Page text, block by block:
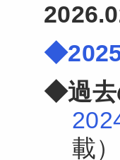
◆過去
載）